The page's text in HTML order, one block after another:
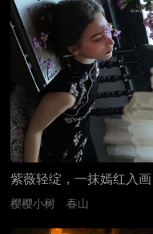
紫薇轻绽，一抹嫣红入画
樱樱小树 春山